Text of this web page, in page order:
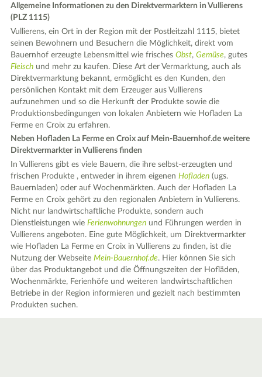
Allgemeine Informationen zu den Direktvermarktern in Vullierens
(PLZ 1115)
Vullierens, ein Ort in der Region mit der Postleitzahl 1115, bietet
seinen Bewohnern und Besuchern die Möglichkeit, direkt vom
Bauernhof erzeugte Lebensmittel wie frischesObst,Gemüse, gutes
Fleisch und mehr zu kaufen. Diese Art der Vermarktung, auch als
Direktvermarktung bekannt, ermöglicht es den Kunden, den
persönlichen Kontakt mit dem Erzeuger aus Vullierens
aufzunehmen und so die Herkunft der Produkte sowie die
Produktionsbedingungen von lokalen Anbietern wie Hofladen La
Ferme en Croix zu erfahren.
Neben Hofladen La Ferme en Croix auf Mein-Bauernhof.de weitere
Direktvermarkter in Vullierens finden
In Vullierens gibt es viele Bauern, die ihre selbst-erzeugten und
frischen Produkte , entweder in ihrem eigenenHofladen (ugs.
Bauernladen) oder auf Wochenmärkten. Auch der Hofladen La
Ferme en Croix gehört zu den regionalen Anbietern in Vullierens.
Nicht nur landwirtschaftliche Produkte, sondern auch
Dienstleistungen wieFerienwohnungen und Führungen werden in
Vullierens angeboten. Eine gute Möglichkeit, um Direktvermarkter
wie Hofladen La Ferme en Croix in Vullierens zu finden, ist die
Nutzung der WebseiteMein-Bauernhof.de. Hier können Sie sich
über das Produktangebot und die Öffnungszeiten der Hofläden,
Wochenmärkte, Ferienhöfe und weiteren landwirtschaftlichen
Betriebe in der Region informieren und gezielt nach bestimmten
Produkten suchen.